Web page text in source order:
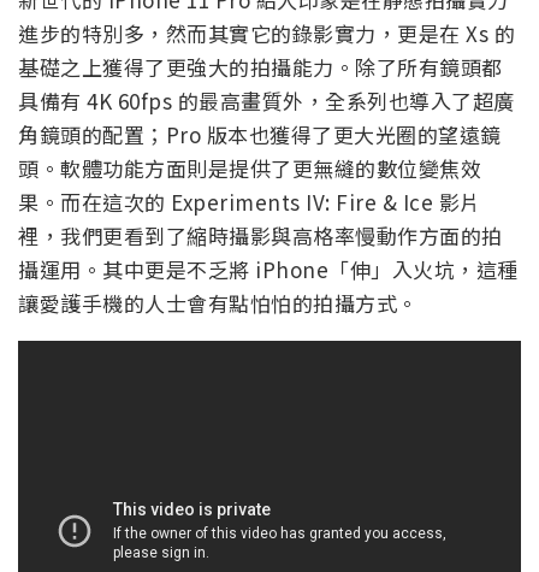
進步的特別多，然而其實它的錄影實力，更是在 Xs 的
基礎之上獲得了更強大的拍攝能力。除了所有鏡頭都
具備有 4K 60fps 的最高畫質外，全系列也導入了超廣
角鏡頭的配置；Pro 版本也獲得了更大光圈的望遠鏡
頭。軟體功能方面則是提供了更無縫的數位變焦效
果。而在這次的 Experiments IV: Fire & Ice 影片
裡，我們更看到了縮時攝影與高格率慢動作方面的拍
攝運用。其中更是不乏將 iPhone「伸」入火坑，這種
讓愛護手機的人士會有點怕怕的拍攝方式。